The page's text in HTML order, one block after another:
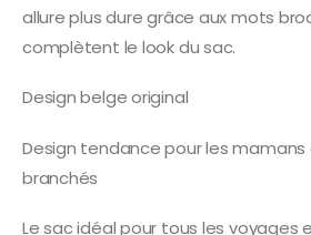
allure plus dure grâce aux mots
complètent le look du sac.
Design belge original
Design tendance pour les
branchés
Le sac idéal pour tous les voyages